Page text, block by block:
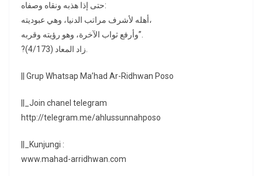
حتى إذا هذبه ونقاه وصفاه:
أهله لأشرف مراتب الدنيا، وهي عبوديته،
وأرفع ثواب الآخرة، وهو رؤيته وقربه”.
?زاد المعاد (4/173).
|| Grup Whatsap Ma’had Ar-Ridhwan Poso
||_Join chanel telegram
http://telegram.me/ahlussunnahposo
||_Kunjungi :
www.mahad-arridhwan.com